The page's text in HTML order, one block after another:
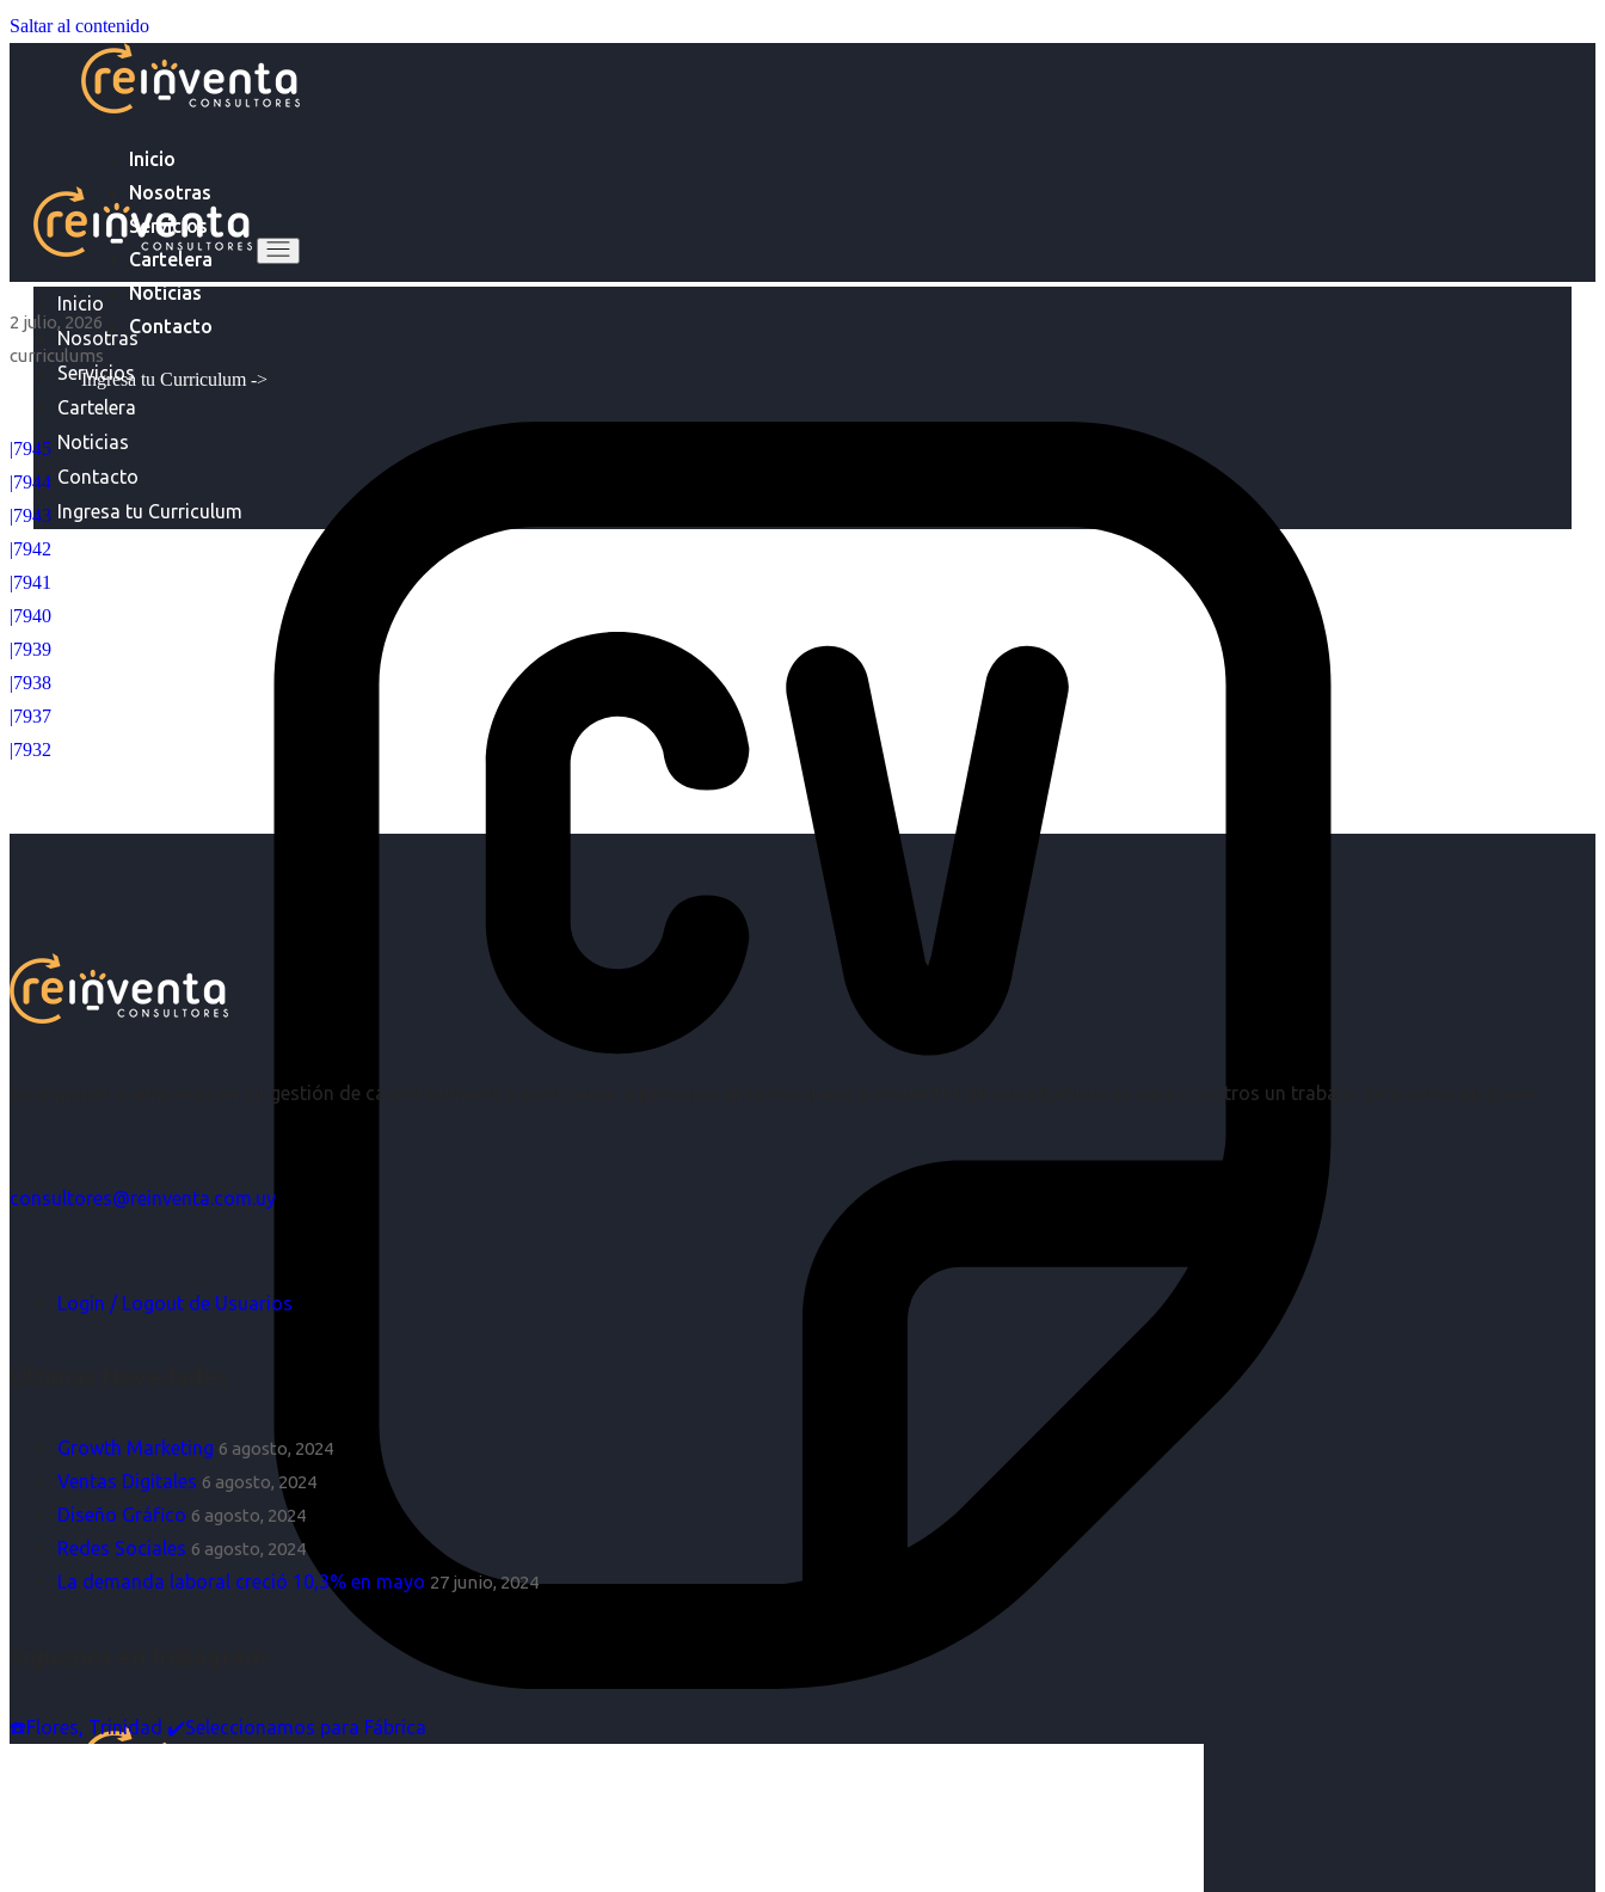
Saltar al contenido
Inicio
Nosotras
Servicios
Cartelera
Noticias
Contacto
Ingresa tu Curriculum ->
Inicio
Nosotras
Servicios
Cartelera
Noticias
Contacto
Ingresa tu Curriculum
2 julio, 2026
curriculums
|7945
|7944
|7943
|7942
|7941
|7940
|7939
|7938
|7937
|7932
Acompañar a empresas en su gestión de capital humano y acompañar a personas en la búsqueda y encuentro de sus objetivos es para nosotros un trabajo, pero antes un placer.
consultores@reinventa.com.uy
Login / Logout de Usuarios
Growth Marketing 6 agosto, 2024
Ventas Digitales 6 agosto, 2024
Diseño Gráfico 6 agosto, 2024
Redes Sociales 6 agosto, 2024
La demanda laboral creció 10,3% en mayo 27 junio, 2024
☎️Flores, Trinidad ✔️Seleccionamos para Fábrica